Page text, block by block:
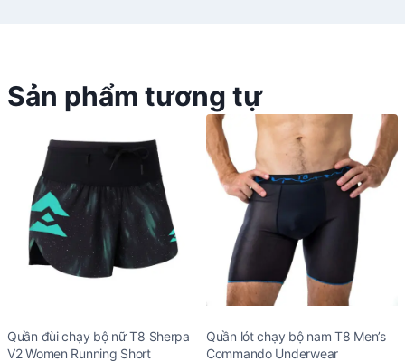
Sản phẩm tương tự
Quần đùi chạy bộ nữ T8 Sherpa
V2 Women Running Short
Quần lót chạy bộ nam T8 Men’s
Commando Underwear